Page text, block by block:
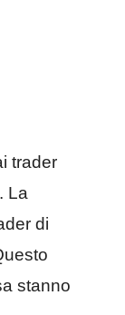
trader
La
di
stanno